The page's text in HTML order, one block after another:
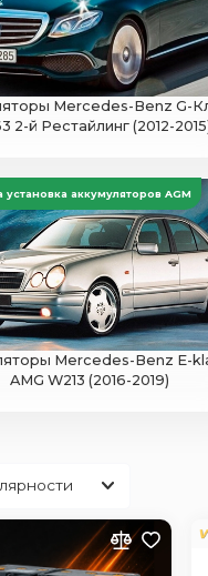
Mercedes-Benz G-
2-й Рестайлинг (2012-
аккумуляторов AGM
Mercedes-Benz E-
AMG W213 (2016-2019)